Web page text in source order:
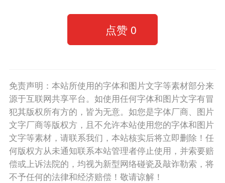
点赞 0
免责声明：本站所使用的字体和图片文字等素材部分来
源于互联网共享平台。如使用任何字体和图片文字有冒
犯其版权所有方的，皆为无意。如您是字体厂商、图片
文字厂商等版权方，且不允许本站使用您的字体和图片
文字等素材，请联系我们，本站核实后将立即删除！任
何版权方从未通知联系本站管理者停止使用，并索要赔
偿或上诉法院的，均视为新型网络碰瓷及敲诈勒索，将
不予任何的法律和经济赔偿！敬请谅解！